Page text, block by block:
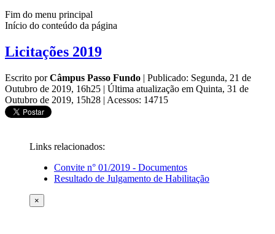
Fim do menu principal
Início do conteúdo da página
Licitações 2019
Escrito porCâmpus Passo Fundo | Publicado: Segunda, 21 de
Outubro de 2019, 16h25 | Última atualização em Quinta, 31 de
Outubro de 2019, 15h28 | Acessos: 14715
Links relacionados:
Convite n° 01/2019 - Documentos
Resultado de Julgamento de Habilitação
×